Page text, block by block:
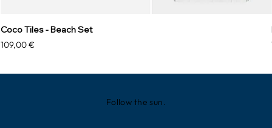
Coco Tiles - Beach Set
Prix
109,00 €
Follow the sun.